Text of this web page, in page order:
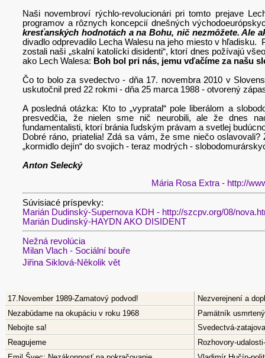
Naši novembroví rýchlo-revolucionári pri tomto prejave
programov a rôznych koncepcií dnešných
kresťanských hodnotách a na Bohu, nič nezmôžete. Ale
divadlo odprevadilo Lecha Walesu na jeho miesto v
zostali naši „skalní katolícki disidenti“, ktorí dnes požívajú
ako Lech Walesa: Boh bol pri nás, jemu vďačíme za našu
Čo to bolo za svedectvo - dňa 17. novembra 2010 v
uskutočnil pred 22 rokmi - dňa 25 marca 1988 - otvorený
A posledná otázka: Kto to „vypratal“ pole liberálom a
presvedčia, že nielen sme nič neurobili, ale že dnes
fundamentalisti, ktorí bránia ľudským právam a svetlej
Dobré ráno, priatelia! Zdá sa vám, že sme niečo
„kormidlo dejín“ do svojich - teraz modrých -
Anton Selecký
Mária Rosa Extra - http://
Súvisiacé príspevky:
Marián Dudinský-Supernova KDH - http://szcpv.org/08/
Marián Dudinský-HAYDN AKO DISIDENT
Nežná revolúcia
Milan Vlach - Sociální bouře
Jiřina Siklová-Několik vět
17.November 1989-Zamatový podvod!
Nezverejnení a
Nezabúdame na okupáciu v roku 1968
Pamätník
Nebojte sa!
Svedectvá-
Reagujeme
Rozhovory-